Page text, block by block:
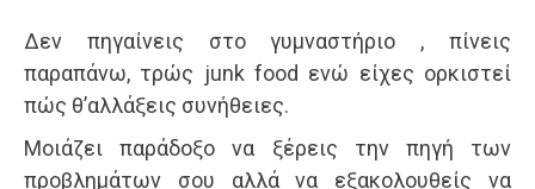
Δεν πηγαίνεις στο γυμναστήριο , πίνεις
παραπάνω, τρώς junk food ενώ είχες ορκιστεί
πώς θ’αλλάξεις συνήθειες.
Μοιάζει παράδοξο να ξέρεις την πηγή των
προβλημάτων σου αλλά να εξακολουθείς να